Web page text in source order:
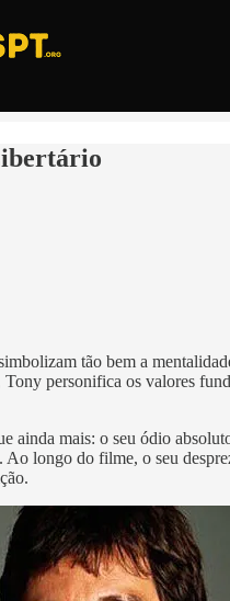
tão bem a
personifica os valores
ainda mais: o seu ódio
longo do filme, o seu